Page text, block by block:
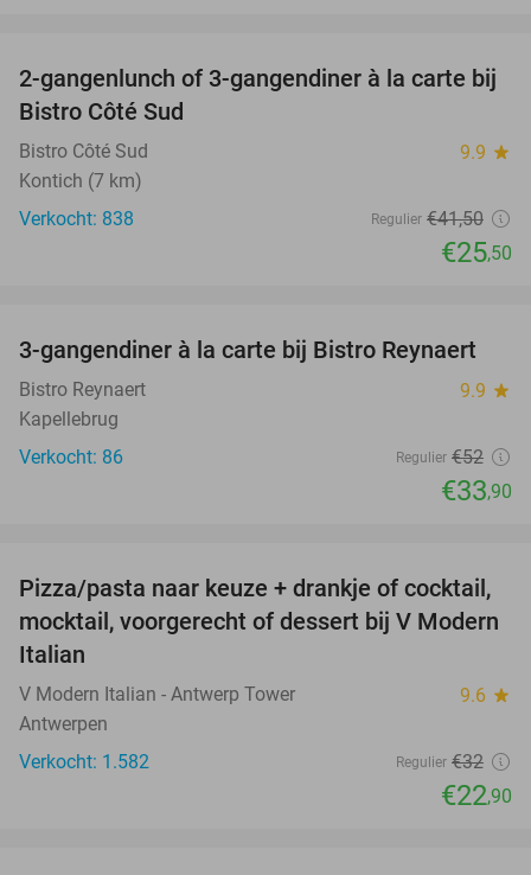
39%
2-gangenlunch of 3-gangendiner à la carte bij
Bistro Côté Sud
Bistro Côté Sud 9.9 star
Kontich (7 km)
Verkocht: 838
Regulier €41,50
€25,50
35%
3-gangendiner à la carte bij Bistro Reynaert
Bistro Reynaert 9.9 star
Kapellebrug
Verkocht: 86
Regulier €52
€33,90
28%
Pizza/pasta naar keuze + drankje of cocktail,
mocktail, voorgerecht of dessert bij V Modern
Italian
V Modern Italian - Antwerp Tower 9.6 star
Antwerpen
Verkocht: 1.582
Regulier €32
€22,90